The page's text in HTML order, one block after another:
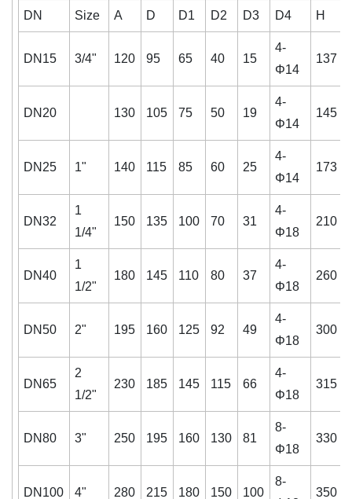
DN Size A D D1 D2 D3 D4 H
DN15 3/4" 120 95 65 40 15
4-
Φ14
137
DN20 130 105 75 50 19
4-
Φ14
145
DN25 1" 140 115 85 60 25
4-
Φ14
173
DN32
1
1/4"
150 135 100 70 31
4-
Φ18
210
DN40
1
1/2"
180 145 110 80 37
4-
Φ18
260
DN50 2" 195 160 125 92 49
4-
Φ18
300
DN65
2
1/2"
230 185 145 115 66
4-
Φ18
315
DN80 3" 250 195 160 130 81
8-
Φ18
330
DN100 4" 280 215 180 150 100
8-
350